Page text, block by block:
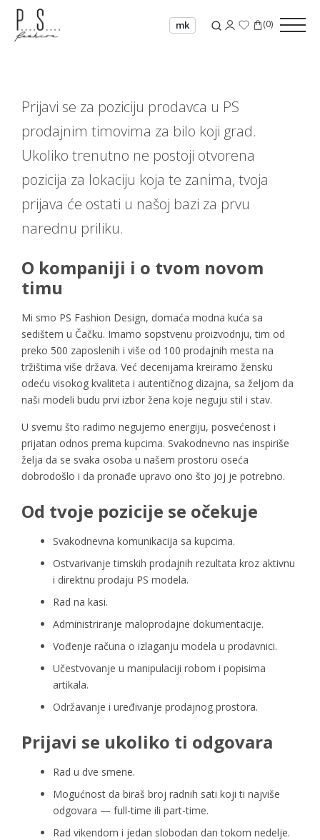
mk (0)
Prijavi se za poziciju prodavca u PS
prodajnim timovima za bilo koji grad.
Ukoliko trenutno ne postoji otvorena
pozicija za lokaciju koja te zanima, tvoja
prijava će ostati u našoj bazi za prvu
narednu priliku.
O kompaniji i o tvom novom
timu
Mi smo PS Fashion Design, domaća modna kuća sa
sedištem u Čačku. Imamo sopstvenu proizvodnju, tim od
preko 500 zaposlenih i više od 100 prodajnih mesta na
tržištima više država. Već decenijama kreiramo žensku
odeću visokog kvaliteta i autentičnog dizajna, sa željom da
naši modeli budu prvi izbor žena koje neguju stil i stav.
U svemu što radimo negujemo energiju, posvećenost i
prijatan odnos prema kupcima. Svakodnevno nas inspiriše
želja da se svaka osoba u našem prostoru oseća
dobrodošlo i da pronađe upravo ono što joj je potrebno.
Od tvoje pozicije se očekuje
Svakodnevna komunikacija sa kupcima.
Ostvarivanje timskih prodajnih rezultata kroz aktivnu
i direktnu prodaju PS modela.
Rad na kasi.
Administriranje maloprodajne dokumentacije.
Vođenje računa o izlaganju modela u prodavnici.
Učestvovanje u manipulaciji robom i popisima
artikala.
Održavanje i uređivanje prodajnog prostora.
Prijavi se ukoliko ti odgovara
Rad u dve smene.
Mogućnost da biraš broj radnih sati koji ti najviše
odgovara — full-time ili part-time.
Rad vikendom i jedan slobodan dan tokom nedelje.